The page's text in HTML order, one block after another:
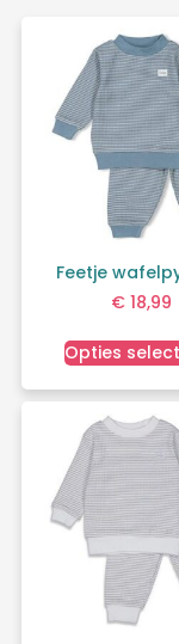
Feetje
€ 18,99
Opties